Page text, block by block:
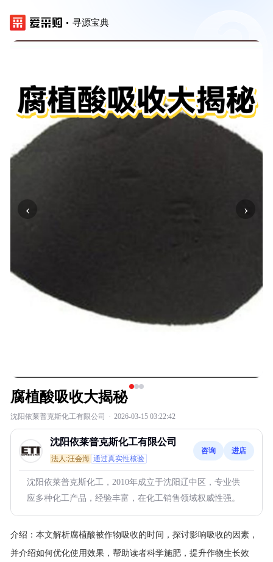
寻源宝典
‹ ›
腐植酸吸收大揭秘
沈阳依莱普克斯化工有限公司 · 2026-03-15 03:22:42
沈阳依莱普克斯化工有限公司
法人:汪会海 通过真实性核验
咨询 进店
沈阳依莱普克斯化工，2010年成立于沈阳辽中区，专业供
应多种化工产品，经验丰富，在化工销售领域权威性强。
介绍： 本文解析腐植酸被作物吸收的时间，探讨影响吸收的因素，
并介绍如何优化使用效果，帮助读者科学施肥，提升作物生长效